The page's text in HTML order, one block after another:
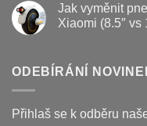
na
koloběžce
poruchy
koloběžek
Kugoo
opravit
textu
s
displeje
Xiaomi
Pro
a
Jak vyměnit
Xiaomi (8.5″ vs
textu
s
vyměnit
pneumatiku
ODEBÍRÁNÍ
Přihlaš se k odběru